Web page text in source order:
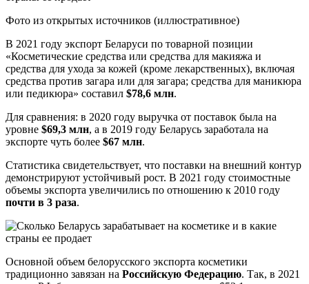
Фото из открытых источников (иллюстративное)
В 2021 году экспорт Беларуси по товарной позиции
«Косметические средства или средства для макияжа и
средства для ухода за кожей (кроме лекарственных), включая
средства против загара или для загара; средства для маникюра
или педикюра» составил $78,6 млн.
Для сравнения: в 2020 году выручка от поставок была на
уровне $69,3 млн, а в 2019 году Беларусь заработала на
экспорте чуть более $67 млн.
Статистика свидетельствует, что поставки на внешний контур
демонстрируют устойчивый рост. В 2021 году стоимостные
объемы экспорта увеличились по отношению к 2010 году
почти в 3 раза.
Основной объем белорусского экспорта косметики
традиционно завязан на Российскую Федерацию. Так, в 2021